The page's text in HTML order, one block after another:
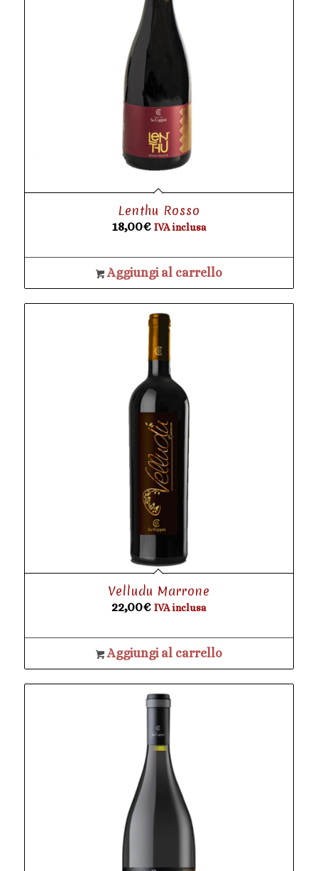
Lenthu Rosso
18,00€ IVA inclusa
Aggiungi al carrello
Velludu Marrone
22,00€ IVA inclusa
Aggiungi al carrello